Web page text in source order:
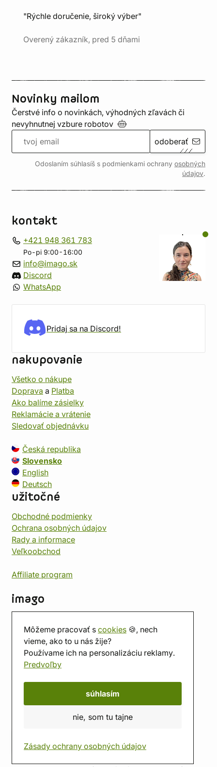
Môžeme pracovať s cookies 🍪, nech
vieme, ako to u nás žije?
Používame ich na personalizáciu reklamy.
Predvoľby
súhlasím
nie, som tu tajne
Zásady ochrany osobných údajov
"Rýchle doručenie, široký výber"
Overený zákazník, pred 5 dňami
Novinky mailom
Čerstvé info o novinkách, výhodných zľavách či
nevyhnutnej vzbure robotov
odoberať
Odoslaním súhlasíš s podmienkami ochrany osobných
údajov.
kontakt
+421 948 361 783
Po-pi 9:00-16:00
info@imago.sk
Discord
WhatsApp
Pridaj sa na Discord!
nakupovanie
Všetko o nákupe
Doprava a Platba
Ako balíme zásielky
Reklamácie a vrátenie
Sledovať objednávku
Česká republika
Slovensko
English
Deutsch
užitočné
Obchodné podmienky
Ochrana osobných údajov
Rady a informace
Veľkoobchod
Affiliate program
imago
Predajňa
Herňa
O nás
Hodnotenie obchodu